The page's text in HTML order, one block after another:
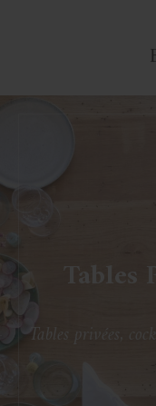
Tables
Tables privées,